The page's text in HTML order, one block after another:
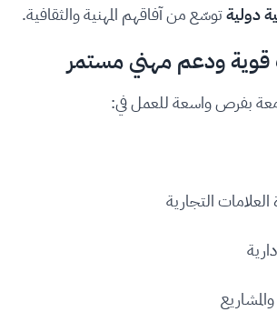
دوليةتوسّع من آفاقهم المهنية والثقافية.
ودعم مهني مستمر
بفرص واسعة للعمل في:
التجارية